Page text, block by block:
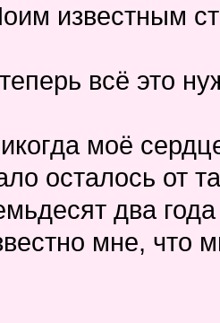
известным
всё это
моё
осталось от
два
мне, что